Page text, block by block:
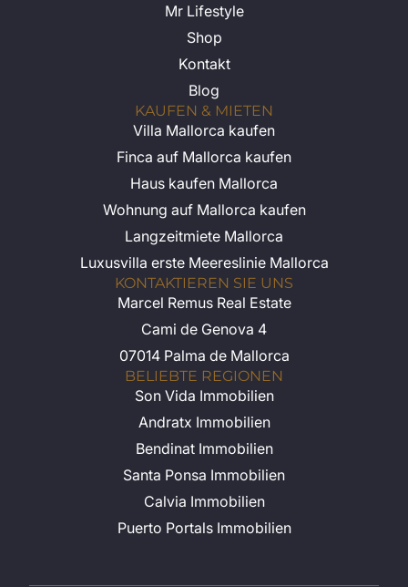
Mr Lifestyle
Shop
Kontakt
Blog
KAUFEN & MIETEN
Villa Mallorca kaufen
Finca auf Mallorca kaufen
Haus kaufen Mallorca
Wohnung auf Mallorca kaufen
Langzeitmiete Mallorca
Luxusvilla erste Meereslinie Mallorca
KONTAKTIEREN SIE UNS
Marcel Remus Real Estate
Cami de Genova 4
07014 Palma de Mallorca
BELIEBTE REGIONEN
Son Vida Immobilien
Andratx Immobilien
Bendinat Immobilien
Santa Ponsa Immobilien
Calvia Immobilien
Puerto Portals Immobilien